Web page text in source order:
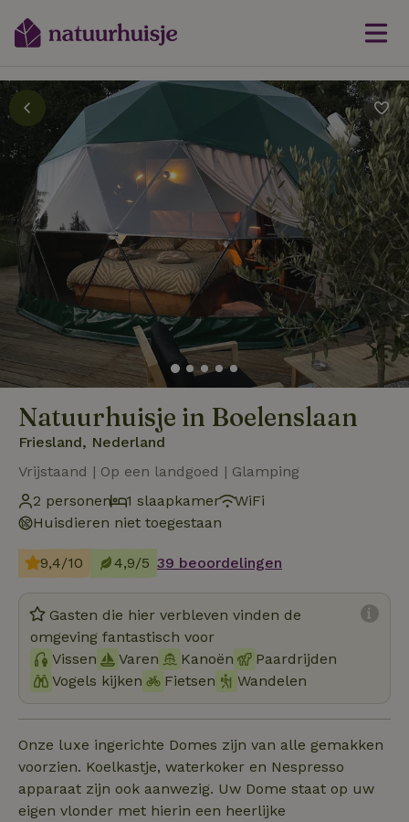
Natuurhuisje in Boelenslaan
Friesland, Nederland
Vrijstaand | Op een landgoed | Glamping
2 personen
1 slaapkamer
WiFi
Huisdieren niet toegestaan
9,4/10 4,9/5 39 beoordelingen
Gasten die hier verbleven vinden de
omgeving fantastisch voor
Vissen
Varen Kanoën
Paardrijden
Vogels kijken
Fietsen Wandelen
Onze luxe ingerichte Domes zijn van alle gemakken
voorzien. Koelkastje, waterkoker en Nespresso
apparaat zijn ook aanwezig. Uw Dome staat op uw
eigen vlonder met hierin een heerlijke